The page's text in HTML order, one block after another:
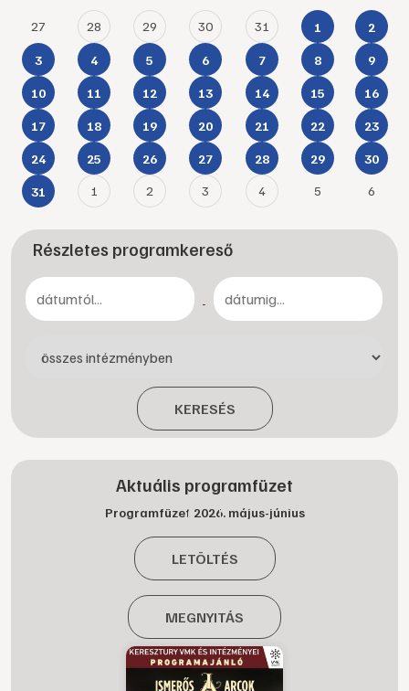
27 28 29 30 31 1 2
3 4 5 6 7 8 9
10 11 12 13 14 15 16
17 18 19 20 21 22 23
24 25 26 27 28 29 30
31 1 2 3 4 5 6
Részletes programkereső
-
KERESÉS
Aktuális programfüzet
Programfüzet 2026. május-június
LETÖLTÉS
MEGNYITÁS